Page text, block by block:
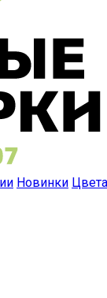
Новинки Цвета